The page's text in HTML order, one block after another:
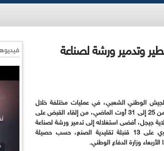
وتدمير ورشة لصناعة
الوطني الشعبي، في عمليات مختلفة خلال
الفترة الممتدة من 25 إلى 31 أوت الماضي، من إلقاء القبض على
جيجل، أفضى استغلاله إلى تدمير ورشة لصناعة
المتفجرات تحتوي على 13 قنبلة تقليدية الصنع، حسب حصيلة
وزارة الدفاع الوطني.